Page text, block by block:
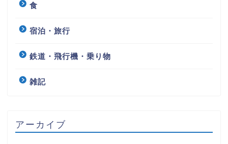
食
宿泊・旅行
鉄道・飛行機・乗り物
雑記
アーカイブ